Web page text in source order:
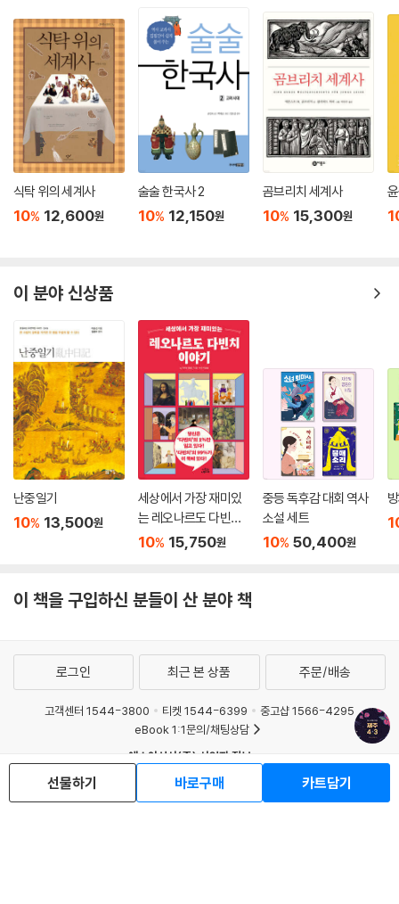
식탁 위의 세계사
10% 12,600원
술술 한국사 2
10% 12,150원
곰브리치 세계사
10% 15,300원
이 분야 신상품
난중일기
10% 13,500원
세상에서 가장 재미있
는 레오나르도 다빈치
이야기
10% 15,750원
중등 독후감 대회 역사
소설 세트
10% 50,400원
이 책을 구입하신 분들이 산 분야 책
선물하기 바로구매 카트담기
로그인 최근 본 상품 주문/배송
고객센터 1544-3800 티켓 1544-6399
중고샵 1566-4295
eBook 1:1문의/채팅상담
예스이십사(주) 사업자 정보
이용약관
개인정보처리방침
청소년보호정책
PC버전
회사소개
거래처관계자께